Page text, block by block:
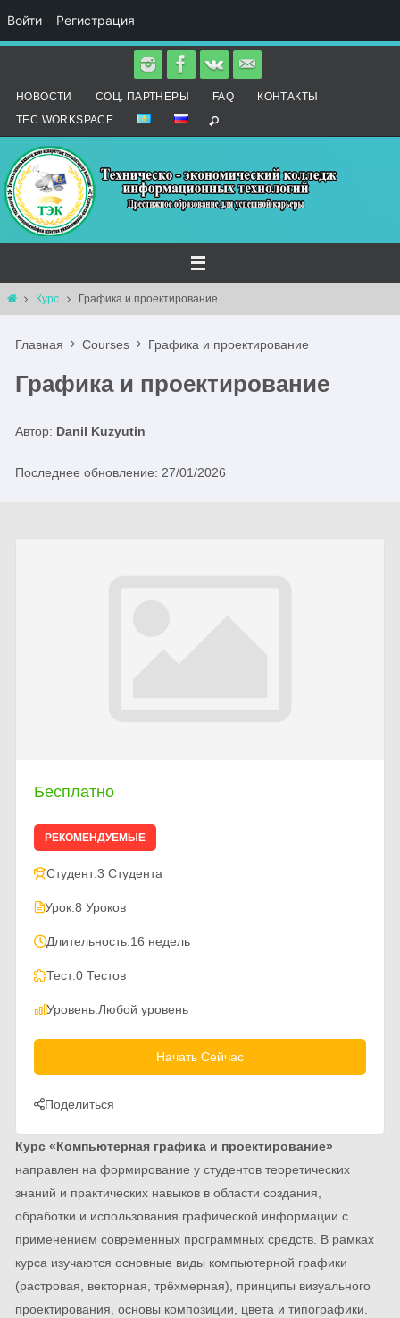
содержимому
Войти Регистрация
НОВОСТИ СОЦ. ПАРТНЕРЫ FAQ
КОНТАКТЫ
TEC WORKSPACE
Главная
Курс Графика и проектирование
Главная Courses Графика и проектирование
Графика и проектирование
Автор: Danil Kuzyutin
Последнее обновление: 27/01/2026
Курс «Компьютерная графика и проектирование»
направлен на формирование у студентов теоретических
знаний и практических навыков в области создания,
обработки и использования графической информации с
применением современных программных средств. В рамках
курса изучаются основные виды компьютерной графики
(растровая, векторная, трёхмерная), принципы визуального
проектирования, основы композиции, цвета и типографики.
Бесплатно
РЕКОМЕНДУЕМЫЕ
Студент:3 Студента
Урок:8 Уроков
Длительность:16 недель
Тест:0 Тестов
Уровень:Любой уровень
Начать Сейчас
Поделиться